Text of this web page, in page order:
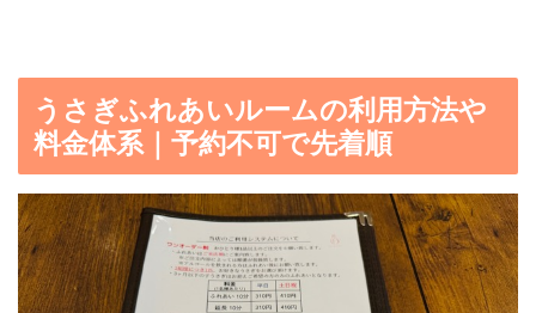
うさぎふれあいルームの利用方法や
料金体系｜予約不可で先着順